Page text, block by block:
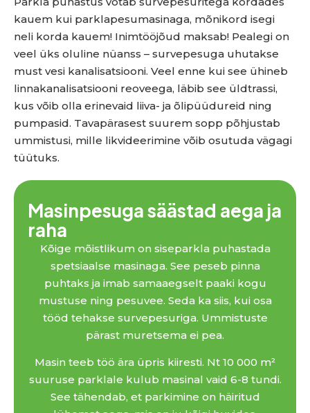
kauem kui parklapesumasinaga, mõnikord isegi
neli korda kauem! Inimtööjõud maksab! Pealegi on
veel üks oluline nüanss – survepesuga uhutakse
must vesi kanalisatsiooni. Veel enne kui see ühineb
linnakanalisatsiooni reoveega, läbib see üldtrassi,
kus võib olla erinevaid liiva- ja õlipüüdureid ning
pumpasid. Tavapärasest suurem sopp põhjustab
ummistusi, mille likvideerimine võib osutuda vägagi
tüütuks.
Masinpesuga säästad aega ja
raha
Kõige mõistlikum on siseparkla puhastada
spetsiaalse masinaga. See peseb pinna
puhtaks ja imab samaaegselt paaki kogu
mustuse ning pesuvee. Seda ka siis, kui osa
tööd tehakse survepesuriga. Ummistuste
pärast muretsema ei pea.
Masin teeb töö ära üpris kiiresti. Nt 10 000 m²
suuruse parklale kulub masinal vaid 6-8 tundi.
See tähendab, et parkimine on häiritud